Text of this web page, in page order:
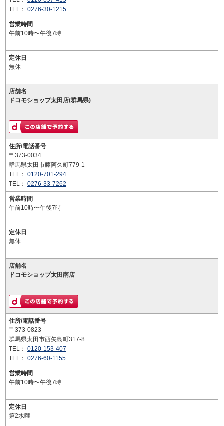
TEL： 0276-30-1215
営業時間
午前10時〜午後7時
定休日
無休
店舗名
ドコモショップ太田店(群馬県)
住所/電話番号
〒373-0034
群馬県太田市藤阿久町779-1
TEL： 0120-701-294
TEL： 0276-33-7262
営業時間
午前10時〜午後7時
定休日
無休
店舗名
ドコモショップ太田南店
住所/電話番号
〒373-0823
群馬県太田市西矢島町317-8
TEL： 0120-153-407
TEL： 0276-60-1155
営業時間
午前10時〜午後7時
定休日
第2水曜